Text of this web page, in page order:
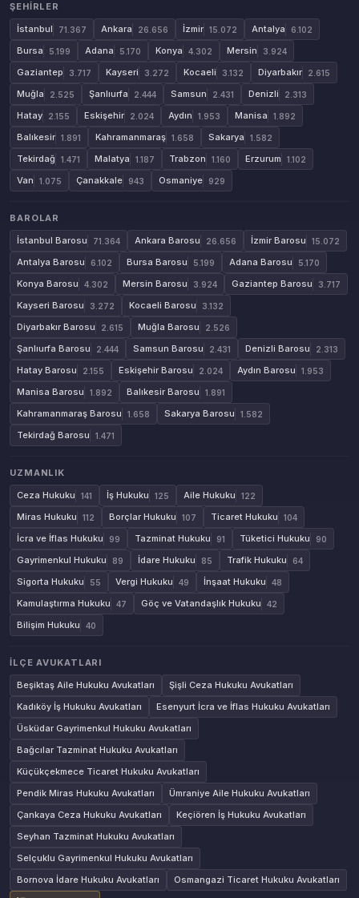
ŞEHIRLER
İstanbul
71.367 Ankara 26.656 İzmir 15.072 Antalya 6.102
Bursa 5.199 Adana 5.170 Konya 4.302 Mersin 3.924
Gaziantep 3.717 Kayseri 3.272 Kocaeli 3.132 Diyarbakır 2.615
Muğla 2.525 Şanlıurfa 2.444 Samsun 2.431 Denizli 2.313
Hatay 2.155 Eskişehir 2.024 Aydın 1.953 Manisa 1.892
Balıkesir 1.891 Kahramanmaraş 1.658 Sakarya 1.582
Tekirdağ 1.471 Malatya 1.187 Trabzon 1.160 Erzurum 1.102
Van 1.075 Çanakkale 943 Osmaniye 929
BAROLAR
İstanbul Barosu
71.364 Ankara Barosu 26.656 İzmir Barosu 15.072
Antalya Barosu 6.102 Bursa Barosu 5.199 Adana Barosu 5.170
Konya Barosu 4.302 Mersin Barosu 3.924 Gaziantep Barosu 3.717
Kayseri Barosu 3.272 Kocaeli Barosu 3.132
Diyarbakır Barosu 2.615 Muğla Barosu 2.526
Şanlıurfa Barosu 2.444 Samsun Barosu 2.431 Denizli Barosu 2.313
Hatay Barosu 2.155 Eskişehir Barosu 2.024 Aydın Barosu 1.953
Manisa Barosu 1.892 Balıkesir Barosu 1.891
Kahramanmaraş Barosu 1.658 Sakarya Barosu 1.582
Tekirdağ Barosu 1.471
UZMANLIK
Ceza Hukuku
141 İş Hukuku 125 Aile Hukuku 122
Miras Hukuku 112 Borçlar Hukuku 107 Ticaret Hukuku 104
İcra ve İflas Hukuku 99 Tazminat Hukuku 91 Tüketici Hukuku 90
Gayrimenkul Hukuku 89 İdare Hukuku 85 Trafik Hukuku 64
Sigorta Hukuku 55 Vergi Hukuku 49 İnşaat Hukuku 48
Kamulaştırma Hukuku 47 Göç ve Vatandaşlık Hukuku 42
Bilişim Hukuku 40
İLÇE AVUKATLARI
Beşiktaş Aile Hukuku Avukatları
Şişli Ceza Hukuku Avukatları
Kadıköy İş Hukuku Avukatları
Esenyurt İcra ve İflas Hukuku Avukatları
Üsküdar Gayrimenkul Hukuku Avukatları
Bağcılar Tazminat Hukuku Avukatları
Küçükçekmece Ticaret Hukuku Avukatları
Pendik Miras Hukuku Avukatları
Ümraniye Aile Hukuku Avukatları
Çankaya Ceza Hukuku Avukatları
Keçiören İş Hukuku Avukatları
Seyhan Tazminat Hukuku Avukatları
Selçuklu Gayrimenkul Hukuku Avukatları
Bornova İdare Hukuku Avukatları
Osmangazi Ticaret Hukuku Avukatları